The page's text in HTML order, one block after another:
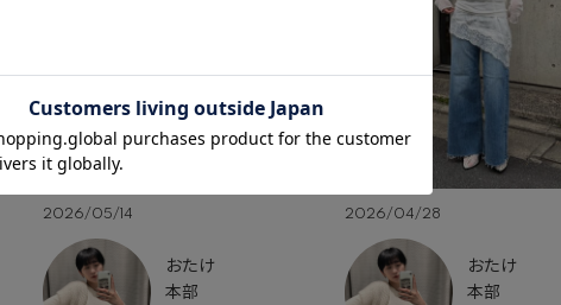
2026/05/14
おたけ
本部
2026/04/28
おたけ
本部